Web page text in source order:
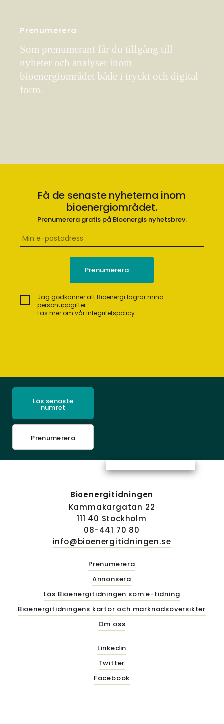
Prenumerera
Som prenumerant får du tillgång till
nyheter och analyser inom
bioenergiområdet både i tryckt och digital
form.
Få de senaste nyheterna inom
bioenergiområdet.
Prenumerera gratis på Bioenergis nyhetsbrev.
Jag godkänner att Bioenergi lagrar mina
personuppgifter.
Läs mer om vår integritetspolicy
Läs senaste
numret
Prenumerera
Bioenergitidningen
Kammakargatan 22
111 40 Stockholm
08-441 70 80
info@bioenergitidningen.se
Prenumerera
Annonsera
Läs Bioenergitidningen som e-tidning
Bioenergitidningens kartor och marknadsöversikter
Om oss
Linkedin
Twitter
Facebook